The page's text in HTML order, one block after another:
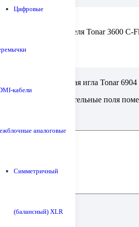
Цифровые
кабели
аналоговые
Симметричный
(балансный) XLR
звукоснимателя Tonar 3600 C-
Показать меньше
отзыв на “Сменная игла Tonar 6904
Обязательные поля